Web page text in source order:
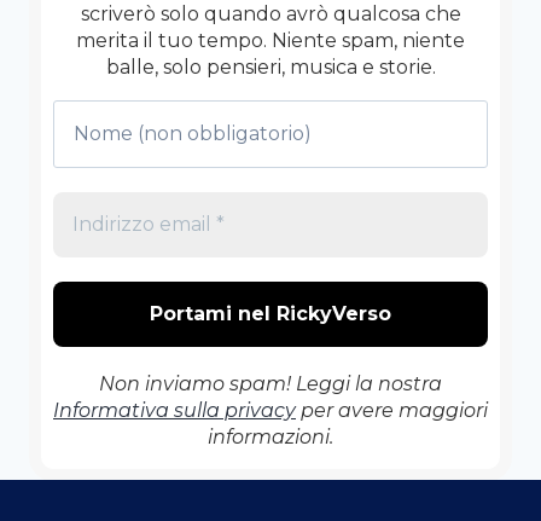
scriverò solo quando avrò qualcosa che
merita il tuo tempo. Niente spam, niente
balle, solo pensieri, musica e storie.
Non inviamo spam! Leggi la nostra
Informativa sulla privacyper avere maggiori
informazioni.